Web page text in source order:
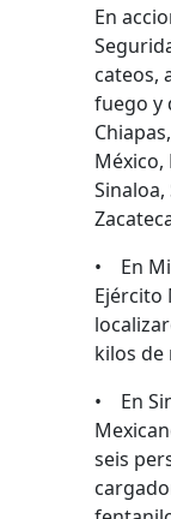
En
cateos,
fuego y
México,
• En
Ejército
kilos
• En
seis